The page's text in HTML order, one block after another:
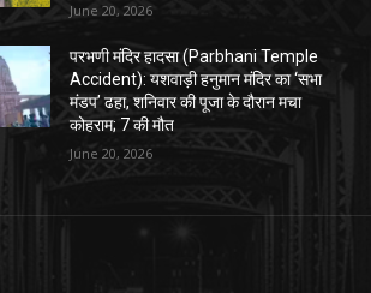
June 20, 2026
परभणी मंदिर हादसा (Parbhani Temple
Accident): यशवाड़ी हनुमान मंदिर का ‘सभा
मंडप’ ढहा, शनिवार की पूजा के दौरान मचा
कोहराम; 7 की मौत
June 20, 2026